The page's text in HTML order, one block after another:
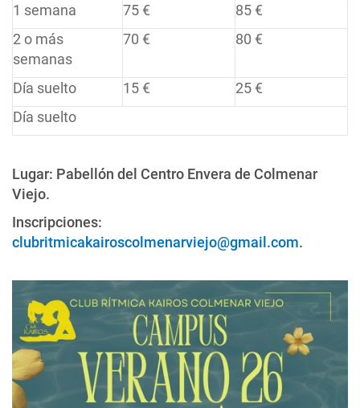
1 semana
75 €
85 €
2 o más
semanas
70 € 80 €
Día suelto 15 €
25 €
Día suelto
Lugar: Pabellón del Centro Envera de Colmenar
Viejo.
Inscripciones:
clubritmicakairoscolmenarviejo@gmail.com.